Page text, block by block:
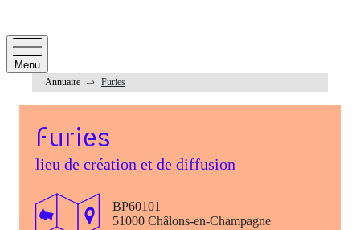
Menu
Annuaire Furies
Furies
lieu de création et de diffusion
BP60101
51000 Châlons-en-Champagne